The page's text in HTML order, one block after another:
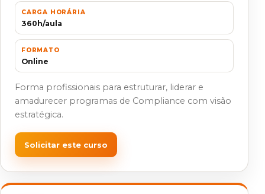
CARGA HORÁRIA
360h/aula
FORMATO
Online
Forma profissionais para estruturar, liderar e
amadurecer programas de Compliance com visão
estratégica.
Solicitar este curso